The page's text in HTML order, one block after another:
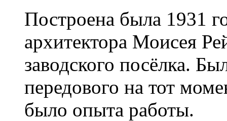
Построена была 1931
архитектора Моисея
заводского посёлка.
передового на тот
было опыта работы.